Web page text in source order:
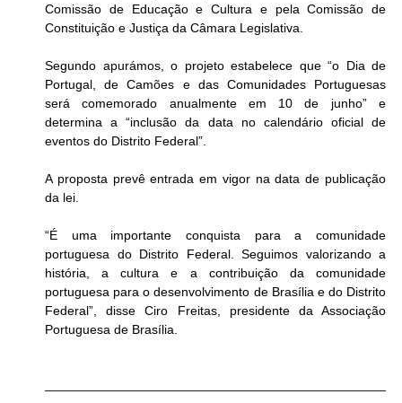
Comissão de Educação e Cultura e pela Comissão de
Constituição e Justiça da Câmara Legislativa.
Segundo apurámos, o projeto estabelece que “o Dia de
Portugal, de Camões e das Comunidades Portuguesas
será comemorado anualmente em 10 de junho” e
determina a “inclusão da data no calendário oficial de
eventos do Distrito Federal”.
A proposta prevê entrada em vigor na data de publicação
da lei.
“É uma importante conquista para a comunidade
portuguesa do Distrito Federal. Seguimos valorizando a
história, a cultura e a contribuição da comunidade
portuguesa para o desenvolvimento de Brasília e do Distrito
Federal”, disse Ciro Freitas, presidente da Associação
Portuguesa de Brasília.